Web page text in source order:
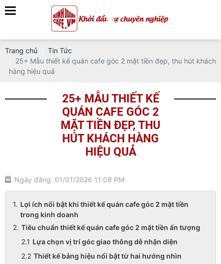
Trang chủ
Tin Tức
25+ Mẫu thiết kế quán cafe góc 2 mặt tiền đẹp, thu hút khách
hàng hiệu quả
25+ MẪU THIẾT KẾ
QUÁN CAFE GÓC 2
MẶT TIỀN ĐẸP, THU
HÚT KHÁCH HÀNG
HIỆU QUẢ
Ngày đăng: 01/01/2026 11:08 PM
Lợi ích nổi bật khi thiết kế quán cafe góc 2 mặt tiền
trong kinh doanh
Tiêu chuẩn thiết kế quán cafe góc 2 mặt tiền ấn tượng
Lựa chọn vị trí góc giao thông dễ nhận diện
Thiết kế bảng hiệu nổi bật từ hai hướng nhìn